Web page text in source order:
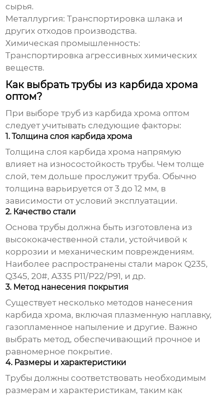
сырья.
Металлургия: Транспортировка шлака и
других отходов производства.
Химическая промышленность:
Транспортировка агрессивных химических
веществ.
Как выбрать трубы из карбида хрома
оптом?
При выборетруб из карбида хрома оптом
следует учитывать следующие факторы:
1. Толщина слоя карбида хрома
Толщина слоя карбида хрома напрямую
влияет на износостойкость трубы. Чем толще
слой, тем дольше прослужит труба. Обычно
толщина варьируется от 3 до 12 мм, в
зависимости от условий эксплуатации.
2. Качество стали
Основа трубы должна быть изготовлена из
высококачественной стали, устойчивой к
коррозии и механическим повреждениям.
Наиболее распространены стали марок Q235,
Q345, 20#, A335 P11/P22/P91, и др.
3. Метод нанесения покрытия
Существует несколько методов нанесения
карбида хрома, включая плазменную наплавку,
газопламенное напыление и другие. Важно
выбрать метод, обеспечивающий прочное и
равномерное покрытие.
4. Размеры и характеристики
Трубы должны соответствовать необходимым
размерам и характеристикам, таким как